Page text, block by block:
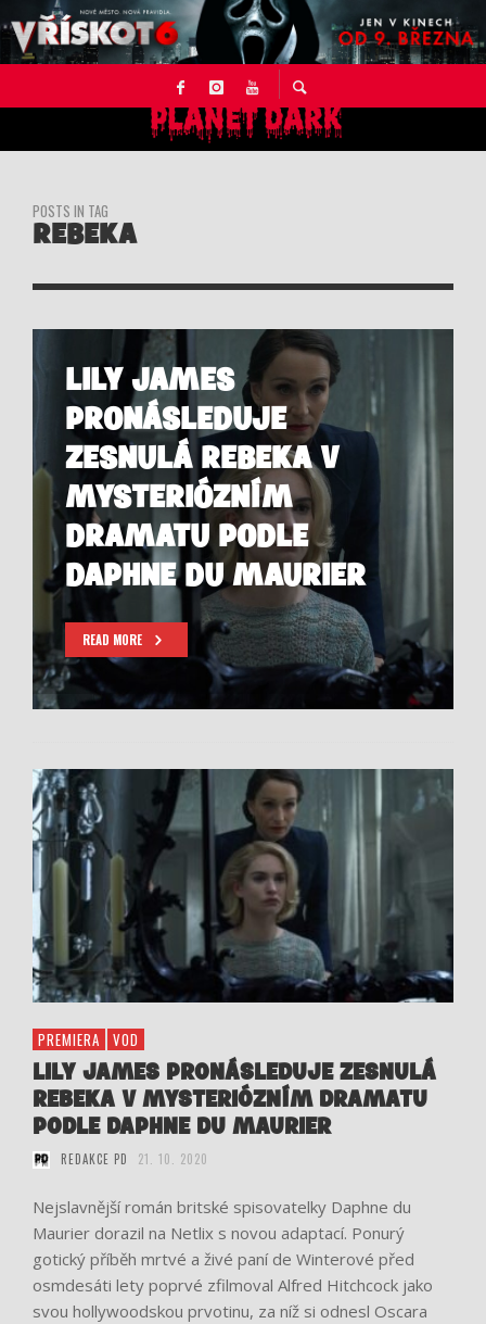
POSTS IN TAG
REBEKA
LILY JAMES
PRONÁSLEDUJE
ZESNULÁ REBEKA V
MYSTERIÓZNÍM
DRAMATU PODLE
DAPHNE DU MAURIER
READ MORE
PREMIERA VOD
LILY JAMES PRONÁSLEDUJE ZESNULÁ
REBEKA V MYSTERIÓZNÍM DRAMATU
PODLE DAPHNE DU MAURIER
REDAKCE PD 21. 10. 2020
Nejslavnější román britské spisovatelky Daphne du
Maurier dorazil na Netlix s novou adaptací. Ponurý
gotický příběh mrtvé a živé paní de Winterové před
osmdesáti lety poprvé zfilmoval Alfred Hitchcock jako
svou hollywoodskou prvotinu, za níž si odnesl Oscara